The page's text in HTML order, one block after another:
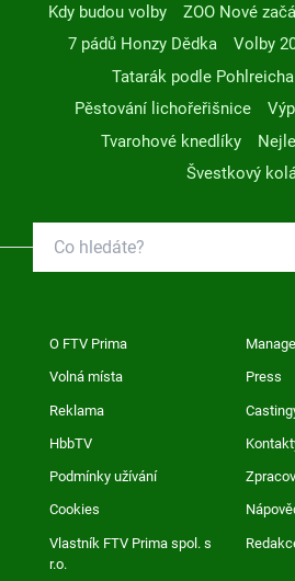
Kdy budou volby
ZOO Nové
7 pádů Honzy Dědka
Volby
Tatarák podle Pohlreicha
Pěstování lichořeřišnice
Tvarohové knedlíky
Švestkový
O FTV Prima
Volná místa Press
Reklama
HbbTV
Podmínky užívání
Cookies
Vlastník FTV Prima spol. s
r.o.